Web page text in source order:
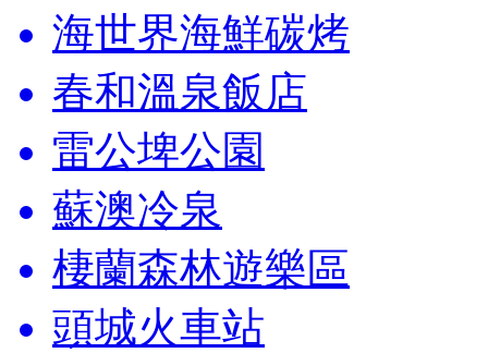
海世界海鮮碳烤
春和溫泉飯店
雷公埤公園
蘇澳冷泉
棲蘭森林遊樂區
頭城火車站